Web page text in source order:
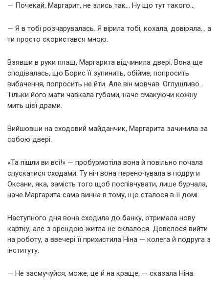
— Почекай, Маргарит, не злись так… Ну що тут такого…
— Я в тобі розчарувалась. Я вірила тобі, кохала, довіряла… а
ти просто скористався мною.
Взявши в руки плащ, Маргарита відчинила двері. Вона ще
сподівалась, що Борис її зупинить, обійме, попросить
вибачення, попросить не йти. Але він мовчав. Оглушливо.
Тільки його мати чавкала губами, наче смакуючи кожну
мить цієї драми.
Вийшовши на сходовий майданчик, Маргарита зачинила за
собою двері.
«Та пішли ви всі!» — пробурмотіла вона й повільно почала
спускатися сходами. Ту ніч вона переночувала в подруги
Оксани, яка, замість того щоб поспівчувати, лише бурчала,
наче Маргарита сама винна в тому, що сталося в її домі.
Наступного дня вона сходила до банку, отримала нову
картку, але з орендою житла не склалося. Довелося вийти
на роботу, а ввечері її прихистила Ніна — колега й подруга з
інституту.
— Не засмучуйся, може, це й на краще, — сказала Ніна.